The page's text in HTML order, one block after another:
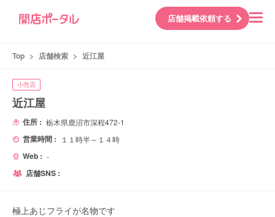
店舗掲載依頼する
Top > 店舗検索 > 近江屋
小売店
近江屋
住所 : 栃木県鹿沼市深程472-1
営業時間 : １１時半～１４時
Web : -
店舗SNS :
極上あじフライが名物です